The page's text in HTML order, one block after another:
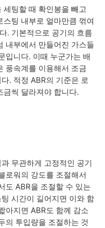
팅할 때 확인봉을 빼고
팅 내부로 얼마만큼 꺾여
. 기본적으로 공기의 흐름
내부에서 만들어진 가스들
입니다. 이때 누군가는 배
풍속계를 이용해서 조금
. 적정 ABR의 기준은 로
금씩 달라져야 합니다.
무관하게 고정적인 공기
로워의 강도를 조절해서
도 ABR을 조절할 수 있는
시간이 길어지면 이와 함
아지면 ABR도 함께 감소
의 투입량을 조절하는 것